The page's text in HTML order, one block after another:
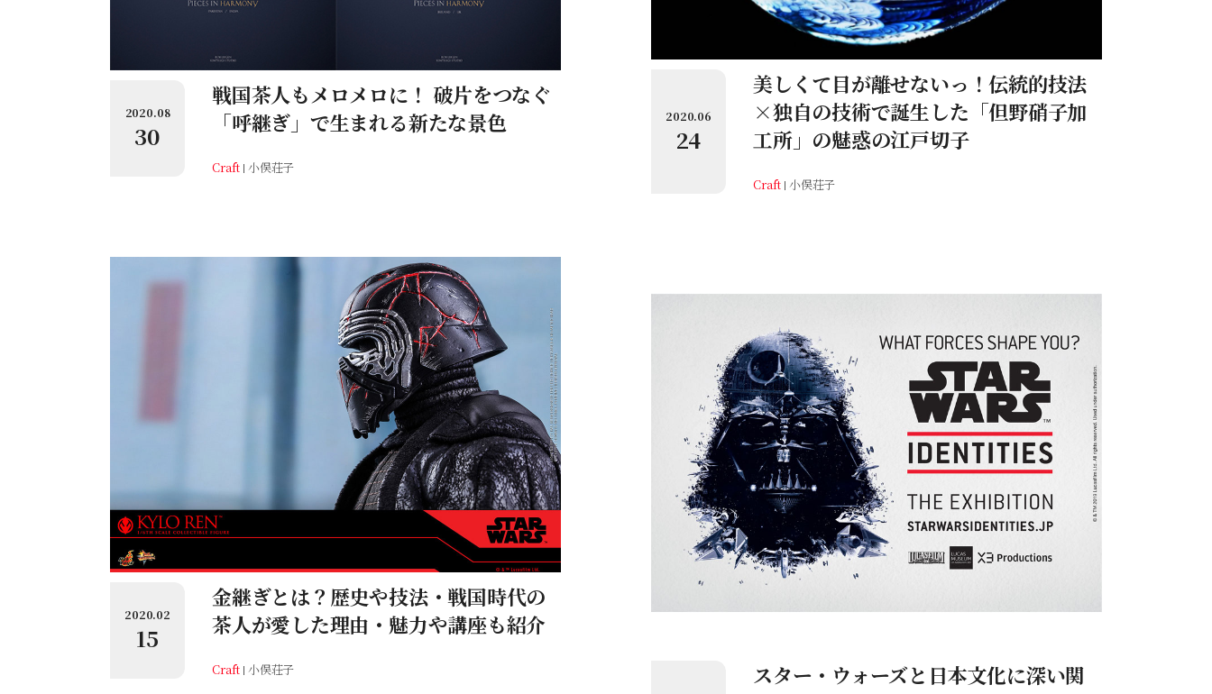
2020.08
30
戦国茶人もメロメロに！ 破片をつなぐ
「呼継ぎ」で生まれる新たな景色
Craft 小俣荘子
2020.06
24
美しくて目が離せないっ！伝統的技法
×独自の技術で誕生した「但野硝子加
工所」の魅惑の江戸切子
Craft 小俣荘子
2020.02
15
金継ぎとは？歴史や技法・戦国時代の
茶人が愛した理由・魅力や講座も紹介
Craft 小俣荘子
スター・ウォーズと日本文化に深い関